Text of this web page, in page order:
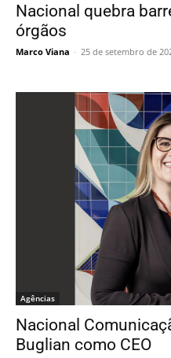
Nacional quebra
órgãos
Marco Viana - 25 de setembro de
Agências
Nacional
Buglian como CEO